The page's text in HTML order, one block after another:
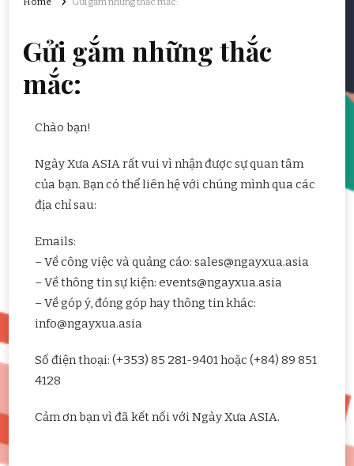
Gửi gắm những thắc
mắc:
Chào bạn!
Ngày Xưa ASIA rất vui vì nhận được sự quan tâm
của bạn. Bạn có thể liên hệ với chúng mình qua các
địa chỉ sau:
Emails:
– Về công việc và quảng cáo: sales@ngayxua.asia
– Về thông tin sự kiện: events@ngayxua.asia
– Về góp ý, đóng góp hay thông tin khác:
info@ngayxua.asia
Số điện thoại: (+353) 85 281-9401 hoặc (+84) 89 851
4128
Cảm ơn bạn vì đã kết nối với Ngày Xưa ASIA.